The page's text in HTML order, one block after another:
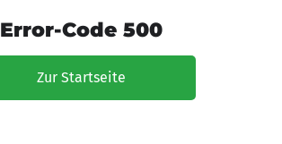
Error-Code 500
Zur Startseite